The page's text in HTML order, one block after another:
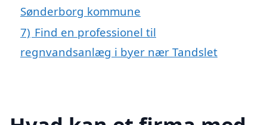
Sønderborg kommune
7) Find en professionel til
regnvandsanlæg i byer nær Tandslet